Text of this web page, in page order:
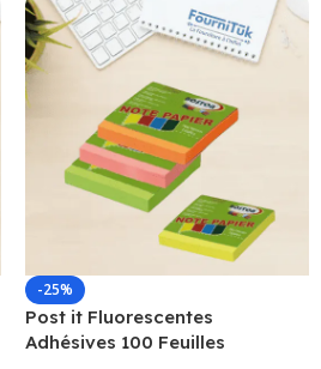
-25%
Post it Fluorescentes
Adhésives 100 Feuilles